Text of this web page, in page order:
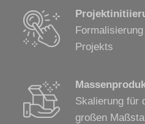
Projekts
Skalierung für
großen